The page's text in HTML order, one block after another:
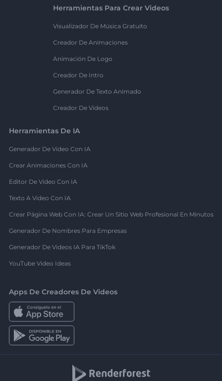
Herramientas Para Crear Videos
Visualizador De Música Gratuito
Creador De Animaciones
Animación De Logo
Creador De Intro
Generador De Texto Animado
Creador De Videos
Herramientas De IA
Generador De Video Con IA
Crear Animaciones Con IA
Editor De Video Con IA
Texto A Video Con IA
Crear Página Web Con IA: Crear Un Sitio Web Profesional En Minutos
Generador De Nombres Para Empresas
Generador De Videos IA Para TikTok
YouTube Video Ideas
Apps De Creadores De Videos